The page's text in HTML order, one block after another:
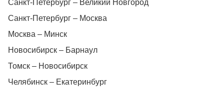
Санкт-Петербург – Великий Новгород
Санкт-Петербург – Москва
Москва – Минск
Новосибирск – Барнаул
Томск – Новосибирск
Челябинск – Екатеринбург